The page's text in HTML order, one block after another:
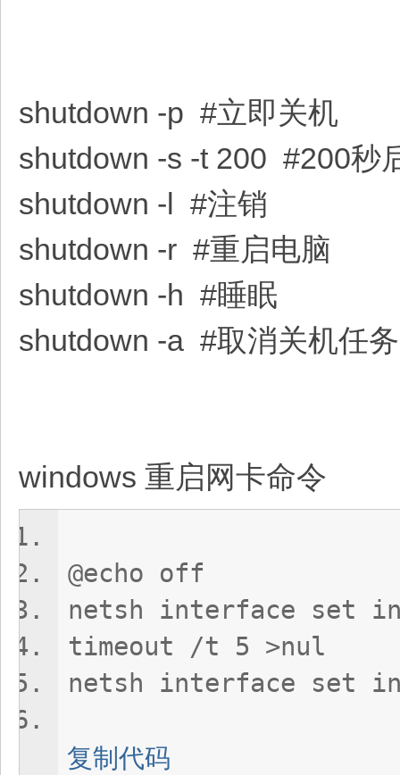
shutdown -p #立即关机
shutdown -s -t 200 #200秒
shutdown -l #注销
shutdown -r #重启电脑
shutdown -h #睡眠
shutdown -a #取消关机任务
windows 重启网卡命令
@echo off
netsh interface set
timeout /t 5 >nul
netsh interface set
复制代码